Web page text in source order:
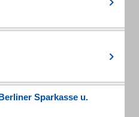
Sparkasse u.